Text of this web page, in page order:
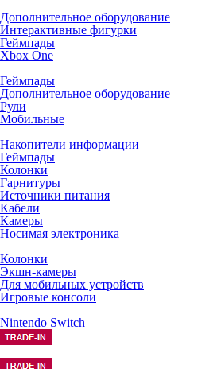
Дополнительное оборудование
Интерактивные фигурки
Геймпады
Xbox One
Геймпады
Дополнительное оборудование
Рули
Мобильные
Накопители информации
Геймпады
Колонки
Гарнитуры
Источники питания
Кабели
Камеры
Носимая электроника
Колонки
Экшн-камеры
Для мобильных устройств
Игровые консоли
Nintendo Switch